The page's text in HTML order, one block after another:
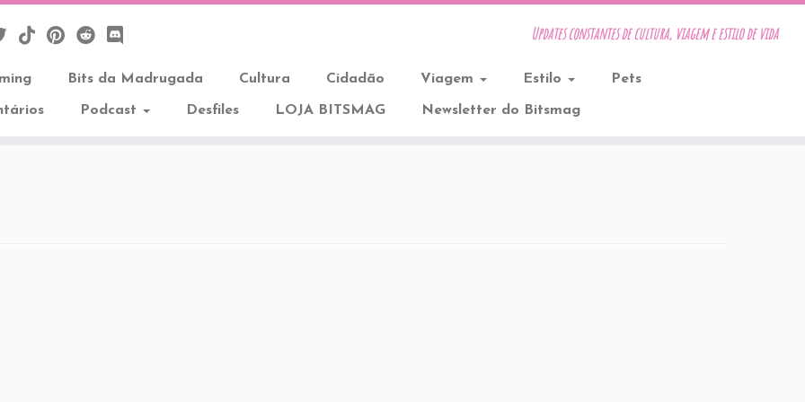
Updates constantes de cultura, viagem e estilo de vida
Bits da Madrugada Cultura Cidadão Viagem Estilo Pets
Podcast Desfiles LOJA BITSMAG Newsletter do Bitsmag